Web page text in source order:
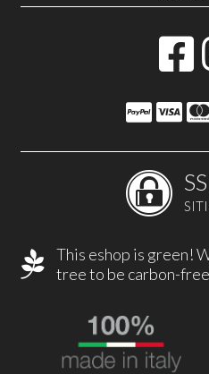
This eshop is green!
tree to be carbon-